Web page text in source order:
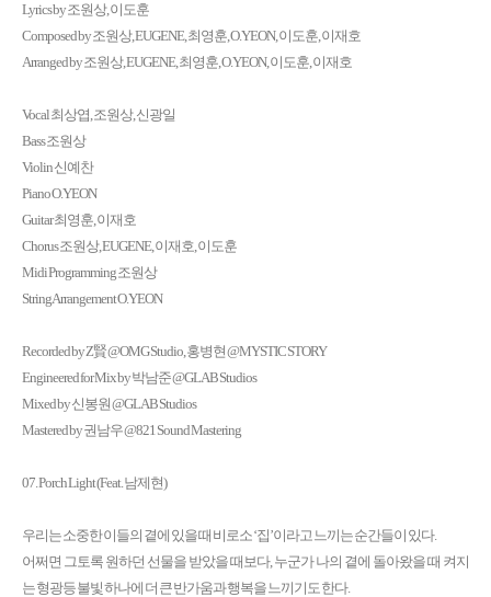
Lyrics by 조원상, 이도훈
Composed by 조원상, EUGENE, 최영훈, O.YEON, 이도훈, 이재호
Arranged by 조원상, EUGENE, 최영훈, O.YEON, 이도훈, 이재호
Vocal 최상엽, 조원상, 신광일
Bass 조원상
Violin 신예찬
Piano O.YEON
Guitar 최영훈, 이재호
Chorus 조원상, EUGENE, 이재호, 이도훈
Midi Programming 조원상
String Arrangement O.YEON
Recorded by Z賢 @OMG Studio, 홍병현 @MYSTIC STORY
Engineered for Mix by 박남준 @GLAB Studios
Mixed by 신봉원 @GLAB Studios
Mastered by 권남우 @821 Sound Mastering
07. Porch Light (Feat. 남제현)
우리는 소중한 이들의 곁에 있을 때 비로소 ‘집’이라고 느끼는 순간들이 있다.
어쩌면 그토록 원하던 선물을 받았을 때보다, 누군가 나의 곁에 돌아왔을 때 켜지
는 형광등 불빛 하나에 더 큰 반가움과 행복을 느끼기도 한다.